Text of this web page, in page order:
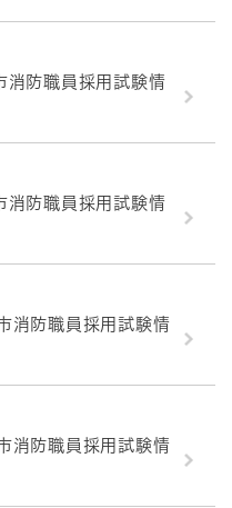
消防職員採用試験情
消防職員採用試験情
消防職員採用試験情
消防職員採用試験情